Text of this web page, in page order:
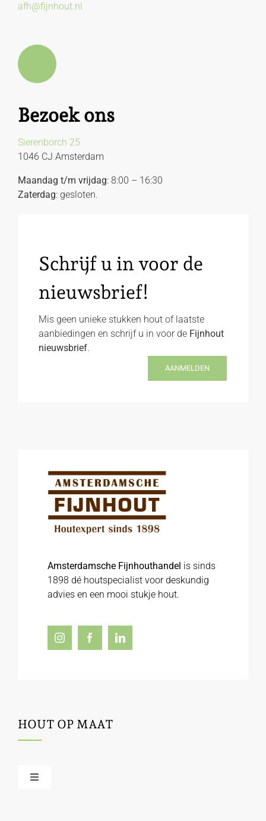
afh@fijnhout.nl
Bezoek ons
Sierenborch 25
1046 CJ Amsterdam
Maandag t/m vrijdag: 8:00 – 16:30
Zaterdag: gesloten.
Schrijf u in voor de
nieuwsbrief!
Mis geen unieke stukken hout of laatste
aanbiedingen en schrijf u in voor de Fijnhout
nieuwsbrief.
AANMELDEN
Amsterdamsche Fijnhouthandel is sinds
1898 dé houtspecialist voor deskundig
advies en een mooi stukje hout.
HOUT OP MAAT
Toggle